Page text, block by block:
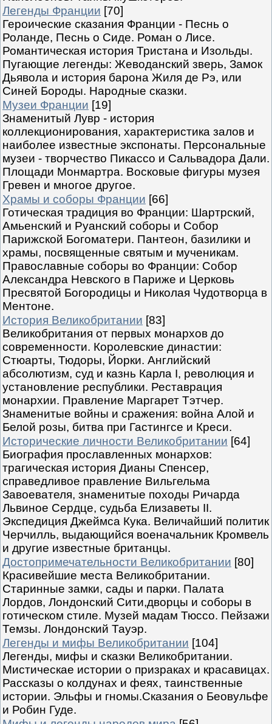
Легенды Франции [70]
Героические сказания Франции - Песнь о
Роланде, Песнь о Сиде. Роман о Лисе.
Романтическая история Тристана и Изольды.
Пугающие легенды: Жеводанский зверь, Замок
Дьявола и история барона Жиля де Рэ, или
Синей Бороды. Народные сказки.
Музеи Франции [19]
Знаменитый Лувр - история
коллекционирования, характеристика залов и
наиболее известные экспонаты. Персональные
музеи - творчество Пикассо и Сальвадора Дали.
Площади Монмартра. Восковые фигуры музея
Гревен и многое другое.
Храмы и соборы Франции [66]
Готическая традиция во Франции: Шартрский,
Амьенский и Руанский соборы и Собор
Парижской Богоматери. Пантеон, базилики и
храмы, посвященные святым и мученикам.
Православные соборы во Франции: Собор
Александра Невского в Париже и Церковь
Пресвятой Богородицы и Николая Чудотворца в
Ментоне.
История Великобритании [83]
Великобритания от первых монархов до
современности. Королевские династии:
Стюарты, Тюдоры, Йорки. Английский
абсолютизм, суд и казнь Карла I, революция и
установление республики. Реставрация
монархии. Правление Маргарет Тэтчер.
Знаменитые войны и сражения: война Алой и
Белой розы, битва при Гастингсе и Креси.
Исторические личности Великобритании [64]
Биография прославленных монархов:
трагическая история Дианы Спенсер,
справедливое правление Вильгельма
Завоевателя, знаменитые походы Ричарда
Львиное Сердце, судьба Елизаветы II.
Экспедиция Джеймса Кука. Величайший политик
Черчилль, выдающийся военачальник Кромвель
и другие известные британцы.
Достопримечательности Великобритании [80]
Красивейшие места Великобритании.
Старинные замки, сады и парки. Палата
Лордов, Лондонский Сити,дворцы и соборы в
готическом стиле. Музей мадам Тюссо. Пейзажи
Темзы. Лондонский Тауэр.
Легенды и мифы Великобритании [104]
Легенды, мифы и сказки Великобритании.
Мистическае истории о призраках и красавицах.
Рассказы о колдунах и феях, таинственные
истории. Эльфы и гномы.Сказания о Беовульфе
и Робин Гуде.